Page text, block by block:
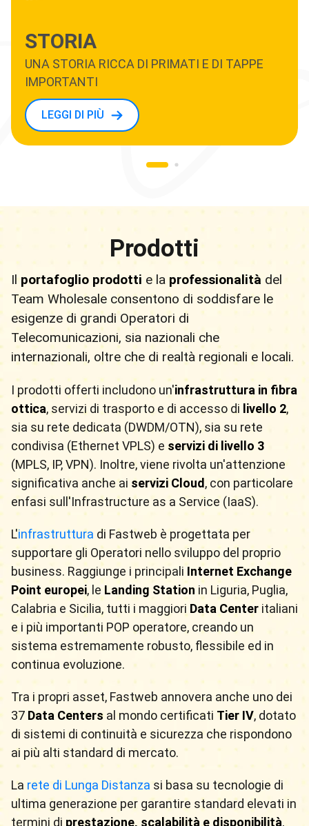
STORIA
UNA STORIA RICCA DI PRIMATI E DI TAPPE
IMPORTANTI
LEGGI DI PIÙ
Prodotti
Ilportafoglio prodotti e la professionalità del
Team Wholesale consentono di soddisfare le
esigenze di grandi Operatori di
Telecomunicazioni, sia nazionali che
internazionali, oltre che di realtà regionali e locali.
I prodotti offerti includono un'infrastruttura in fibra
ottica, servizi di trasporto e di accesso di livello 2,
sia su rete dedicata (DWDM/OTN), sia su rete
condivisa (Ethernet VPLS) e servizi di livello 3
(MPLS, IP, VPN). Inoltre, viene rivolta un'attenzione
significativa anche ai servizi Cloud , con particolare
enfasi sull'Infrastructure as a Service (IaaS).
L'infrastruttura di Fastweb è progettata per
supportare gli Operatori nello sviluppo del proprio
business. Raggiunge i principali Internet Exchange
Point europei, le Landing Station in Liguria, Puglia,
Calabria e Sicilia, tutti i maggiori Data Center italiani
e i più importanti POP operatore, creando un
sistema estremamente robusto, flessibile ed in
continua evoluzione.
Tra i propri asset, Fastweb annovera anche uno dei
37 Data Centers al mondo certificati Tier IV, dotato
di sistemi di continuità e sicurezza che rispondono
ai più alti standard di mercato.
La rete di Lunga Distanza si basa su tecnologie di
ultima generazione per garantire standard elevati in
termini di prestazione, scalabilità e disponibilità,